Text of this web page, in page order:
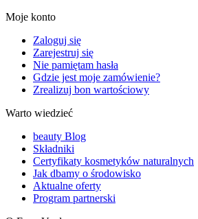
Moje konto
Zaloguj się
Zarejestruj się
Nie pamiętam hasła
Gdzie jest moje zamówienie?
Zrealizuj bon wartościowy
Warto wiedzieć
beauty Blog
Składniki
Certyfikaty kosmetyków naturalnych
Jak dbamy o środowisko
Aktualne oferty
Program partnerski